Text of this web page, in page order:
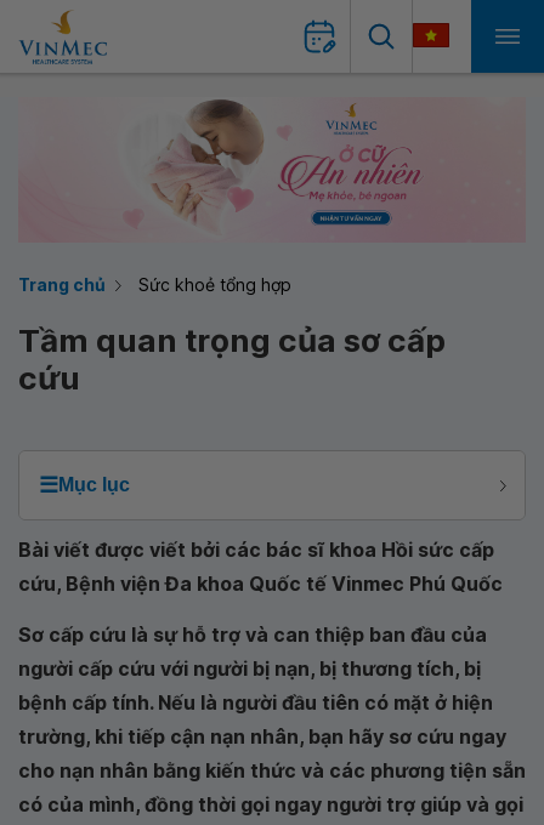
Trang chủ Sức khoẻ tổng hợp
Tầm quan trọng của sơ cấp
cứu
☰Mục lục
Bài viết được viết bởi các bác sĩ khoa Hồi sức cấp
cứu, Bệnh viện Đa khoa Quốc tế Vinmec Phú Quốc
Sơ cấp cứu là sự hỗ trợ và can thiệp ban đầu của
người cấp cứu với người bị nạn, bị thương tích, bị
bệnh cấp tính. Nếu là người đầu tiên có mặt ở hiện
trường, khi tiếp cận nạn nhân, bạn hãy sơ cứu ngay
cho nạn nhân bằng kiến thức và các phương tiện sẵn
có của mình, đồng thời gọi ngay người trợ giúp và gọi